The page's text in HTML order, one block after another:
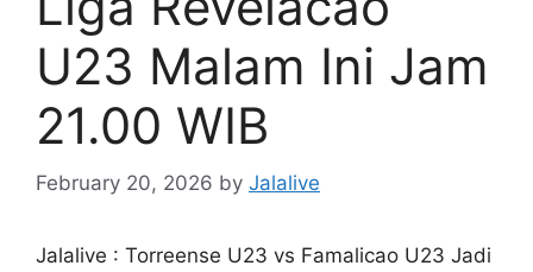
U23 Malam Ini Jam
21.00 WIB
February 20, 2026 by Jalalive
Jalalive : Torreense U23 vs Famalicao U23 Jadi